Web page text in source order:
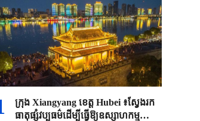
ក្រុង Xiangyang ខេត្ត Hubei ៖ស្វែងរក
ធាតុផ្សំវប្បធម៌ដើម្បីធ្វើឱ្យឧស្សាហកម្ម